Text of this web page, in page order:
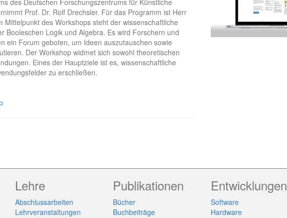
des Deutschen Forschungszentrums für Künstliche
Prof. Dr. Rolf Drechsler. Für das Programm ist Herr
Mittelpunkt des Workshops steht der wissenschaftliche
Booleschen Logik und Algebra. Es wird Forschern und
ein Forum geboten, um Ideen auszutauschen sowie
Der Workshop widmet sich sowohl theoretischen
Eines der Hauptziele ist es, wissenschaftliche
zu erschließen.
Lehre
Abschlussarbeiten
Lehrveranstaltungen
Publikationen
Bücher
Buchbeiträge
Entwicklungen
Software
Hardware